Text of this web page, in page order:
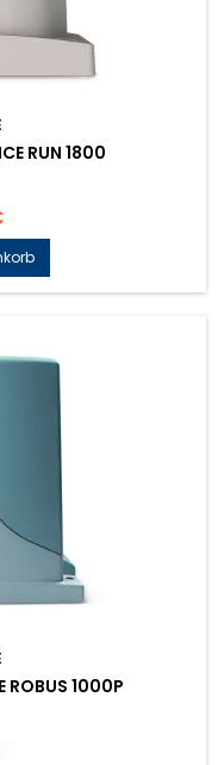
RUN 1800
ROBUS 1000P